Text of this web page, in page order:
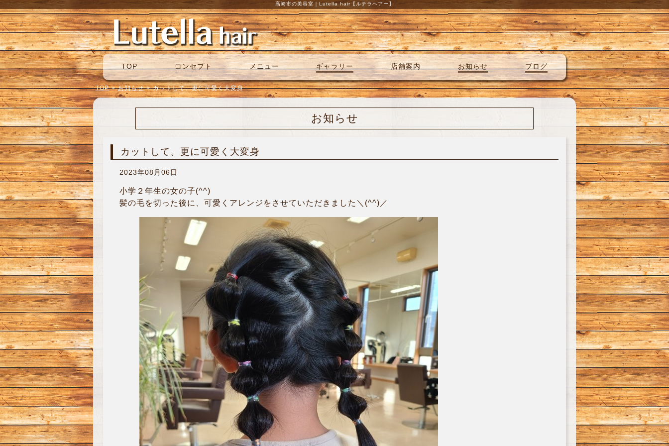
高崎市の美容室｜Lutella hair【ルテラヘアー】
TOP コンセプト メニュー ギャラリー 店舗案内 お知らせ ブログ
TOP > お知らせ > カットして、更に可愛く大変身
お知らせ
カットして、更に可愛く大変身
2023年08月06日
小学２年生の女の子(^^)
髪の毛を切った後に、可愛くアレンジをさせていただきました＼(^^)／